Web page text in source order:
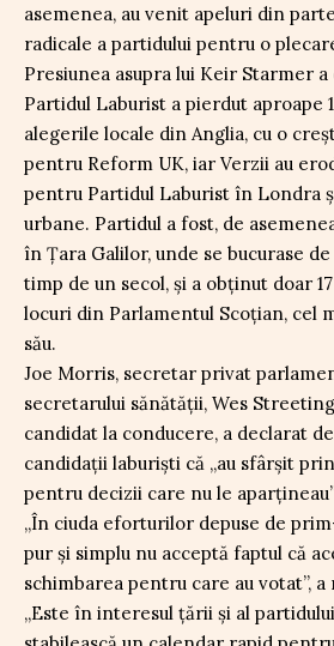
asemenea, au venit apeluri din
radicale a partidului pentru o
Presiunea asupra lui Keir Starmer a
Partidul Laburist a pierdut aproape
alegerile locale din Anglia, cu o
pentru Reform UK, iar Verzii au
pentru Partidul Laburist în Londra
urbane. Partidul a fost, de
în Țara Galilor, unde se bucurase
timp de un secol, și a obținut doar
locuri din Parlamentul Scoțian, cel
său.
Joe Morris, secretar privat
secretarului sănătății, Wes
candidat la conducere, a declarat
candidații laburiști că „au sfârșit
pentru decizii care nu le
„În ciuda eforturilor depuse de
pur și simplu nu acceptă faptul că
schimbarea pentru care au votat”, a
„Este în interesul țării și al